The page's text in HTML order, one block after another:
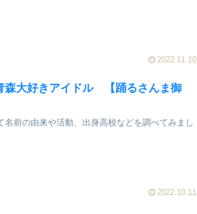
2022.11.10
大好きアイドル 【踊るさんま御
名前の由来や活動、出身高校などを調べてみまし
2022.10.11